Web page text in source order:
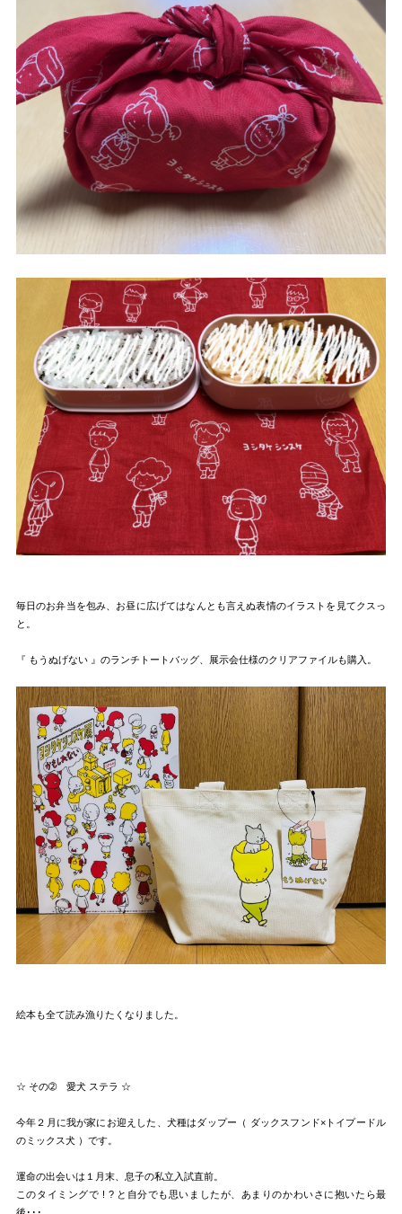
毎日のお弁当を包み、お昼に広げてはなんとも言えぬ表情のイラストを見てクスっ
と。
『 もうぬげない 』のランチトートバッグ、展示会仕様のクリアファイルも購入。
絵本も全て読み漁りたくなりました。
☆ その➁ 愛犬 ステラ ☆
今年２月に我が家にお迎えした、犬種はダップー（ ダックスフンド×トイプードル
のミックス犬 ）です。
運命の出会いは１月末、息子の私立入試直前。
このタイミングで ! ? と自分でも思いましたが、あまりのかわいさに抱いたら最